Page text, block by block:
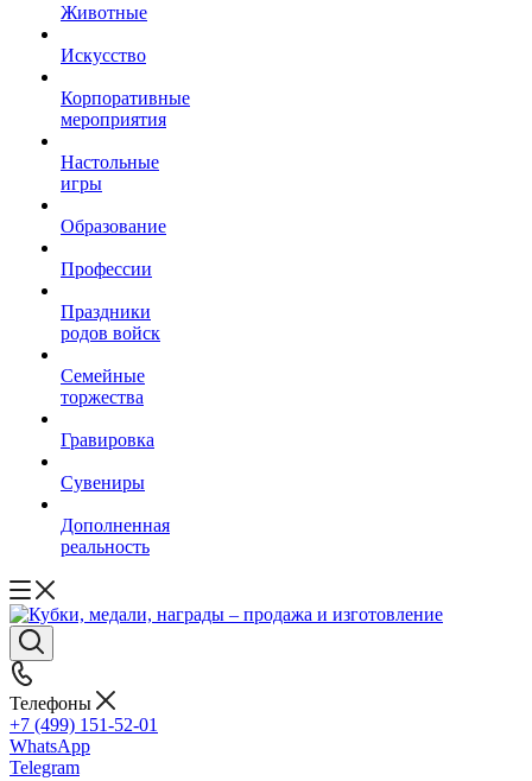
Животные
Искусство
Корпоративные
мероприятия
Настольные
игры
Образование
Профессии
Праздники
родов войск
Семейные
торжества
Гравировка
Сувениры
Дополненная
реальность
Телефоны
+7 (499) 151-52-01
WhatsApp
Telegram